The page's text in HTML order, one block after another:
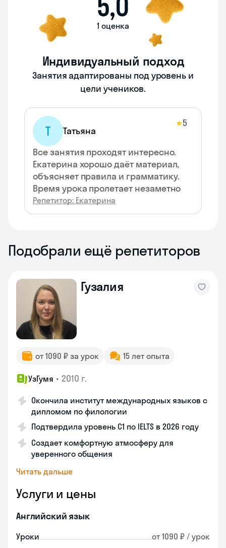
1 оценка
Индивидуальный подход
Занятия адаптированы под уровень и
цели учеников.
Т Татьяна
★5
Все занятия проходят интересно.
Екатерина хорошо даёт материал,
объясняет правила и грамматику.
Время урока пролетает незаметно
Репетитор: Екатерина
Подобрали ещё репетиторов
Гузалия
от 1090 ₽ за урок 15 лет опыта
УзГумя • 2010 г.
Окончила институт международных языков с
дипломом по филологии
Подтвердила уровень C1 по IELTS в 2026 году
Создает комфортную атмосферу для
уверенного общения
Читать дальше
Услуги и цены
Английский язык
Уроки от 1090 ₽ / урок